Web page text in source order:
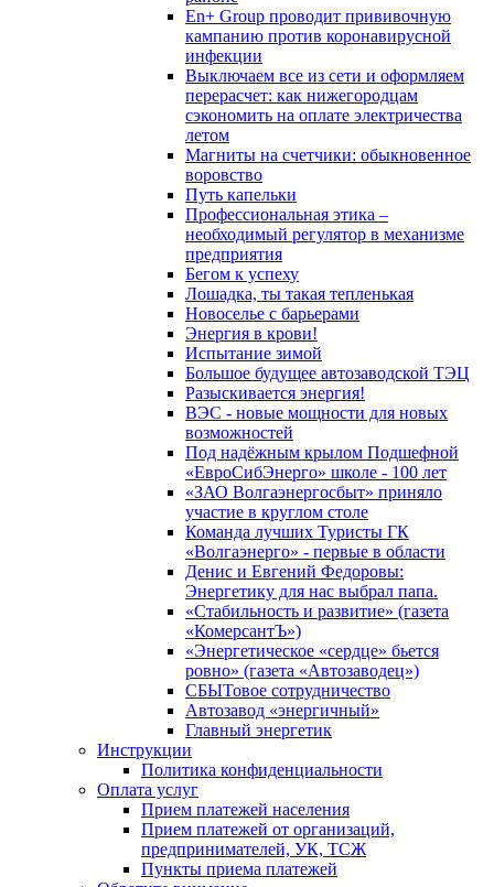
En+ Group проводит прививочную
кампанию против коронавирусной
инфекции
Выключаем все из сети и оформляем
перерасчет: как нижегородцам
сэкономить на оплате электричества
летом
Магниты на счетчики: обыкновенное
воровство
Путь капельки
Профессиональная этика –
необходимый регулятор в механизме
предприятия
Бегом к успеху
Лошадка, ты такая тепленькая
Новоселье с барьерами
Энергия в крови!
Испытание зимой
Большое будущее автозаводской ТЭЦ
Разыскивается энергия!
ВЭС - новые мощности для новых
возможностей
Под надёжным крылом Подшефной
«ЕвроСибЭнерго» школе - 100 лет
«ЗАО Волгаэнергосбыт» приняло
участие в круглом столе
Команда лучших Туристы ГК
«Волгаэнерго» - первые в области
Денис и Евгений Федоровы:
Энергетику для нас выбрал папа.
«Стабильность и развитие» (газета
«КомерсантЪ»)
«Энергетическое «сердце» бьется
ровно» (газета «Автозаводец»)
СБЫТовое сотрудничество
Автозавод «энергичный»
Главный энергетик
Инструкции
Политика конфиденциальности
Оплата услуг
Прием платежей населения
Прием платежей от организаций,
предпринимателей, УК, ТСЖ
Пункты приема платежей